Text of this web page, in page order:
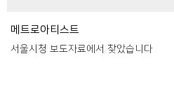
메트로아티스트
서울시청 보도자료에서 찾았습니다